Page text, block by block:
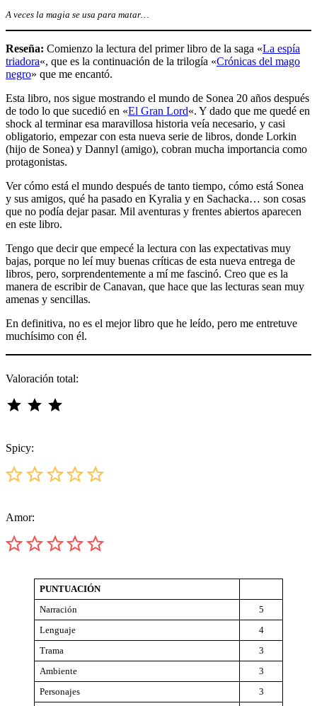
A veces la magia se usa para matar…
Reseña: Comienzo la lectura del primer libro de la saga «La espía
triadora«, que es la continuación de la trilogía «Crónicas del mago
negro» que me encantó.
Esta libro, nos sigue mostrando el mundo de Sonea 20 años después
de todo lo que sucedió en «El Gran Lord«. Y dado que me quedé en
shock al terminar esa maravillosa historia veía necesario, y casi
obligatorio, empezar con esta nueva serie de libros, donde Lorkin
(hijo de Sonea) y Dannyl (amigo), cobran mucha importancia como
protagonistas.
Ver cómo está el mundo después de tanto tiempo, cómo está Sonea
y sus amigos, qué ha pasado en Kyralia y en Sachacka… son cosas
que no podía dejar pasar. Mil aventuras y frentes abiertos aparecen
en este libro.
Tengo que decir que empecé la lectura con las expectativas muy
bajas, porque no leí muy buenas críticas de esta nueva entrega de
libros, pero, sorprendentemente a mí me fascinó. Creo que es la
manera de escribir de Canavan, que hace que las lecturas sean muy
amenas y sencillas.
En definitiva, no es el mejor libro que he leído, pero me entretuve
muchísimo con él.
Valoración total:
Spicy:
Amor:
PUNTUACIÓN
Narración
5
Lenguaje
4
Trama
3
Ambiente
3
Personajes
3